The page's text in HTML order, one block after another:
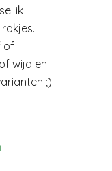
ik
of
wijd en
;)